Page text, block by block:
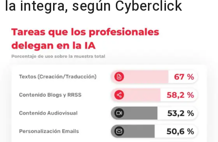
la integra, según Cyberclick